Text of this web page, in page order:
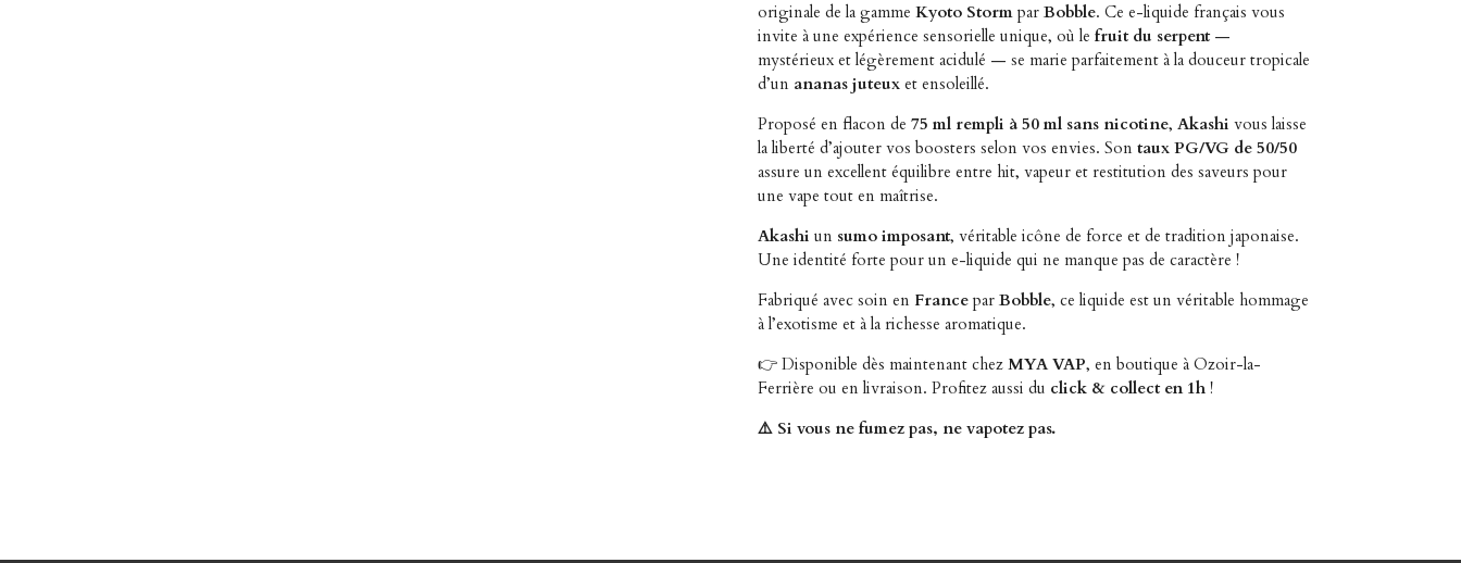
originale de la gamme Kyoto Storm par Bobble. Ce e-liquide français vous
invite à une expérience sensorielle unique, où le fruit du serpent—
mystérieux et légèrement acidulé — se marie parfaitement à la douceur tropicale
d’un ananas juteux et ensoleillé.
Proposé en flacon de 75 ml rempli à 50 ml sans nicotine, Akashi vous laisse
la liberté d’ajouter vos boosters selon vos envies. Son taux PG/VG de 50/50
assure un excellent équilibre entre hit, vapeur et restitution des saveurs pour
une vape tout en maîtrise.
Akashi un sumo imposant, véritable icône de force et de tradition japonaise.
Une identité forte pour un e-liquide qui ne manque pas de caractère !
Fabriqué avec soin en France par Bobble, ce liquide est un véritable hommage
à l’exotisme et à la richesse aromatique.
👉 Disponible dès maintenant chez MYA VAP, en boutique à Ozoir-la-
Ferrière ou en livraison. Profitez aussi du click & collect en 1h !
⚠️ Si vous ne fumez pas, ne vapotez pas.